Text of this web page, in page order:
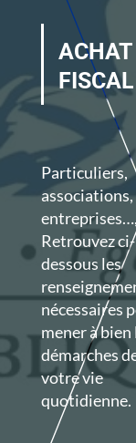
Particuliers,
associations,
entreprises…,
Retrouvez ci-
dessous les
nécessaires
mener à bien
démarches
votre vie
quotidienne.